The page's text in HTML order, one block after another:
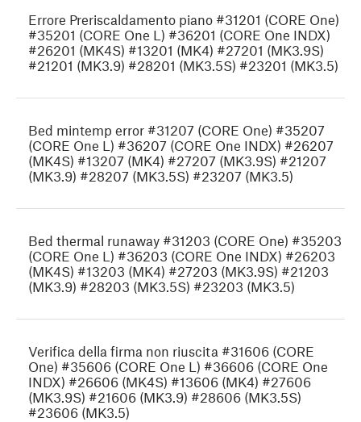
Errore Preriscaldamento piano #31201 (CORE One)
#35201 (CORE One L) #36201 (CORE One INDX)
#26201 (MK4S) #13201 (MK4) #27201 (MK3.9S)
#21201 (MK3.9) #28201 (MK3.5S) #23201 (MK3.5)
Bed mintemp error #31207 (CORE One) #35207
(CORE One L) #36207 (CORE One INDX) #26207
(MK4S) #13207 (MK4) #27207 (MK3.9S) #21207
(MK3.9) #28207 (MK3.5S) #23207 (MK3.5)
Bed thermal runaway #31203 (CORE One) #35203
(CORE One L) #36203 (CORE One INDX) #26203
(MK4S) #13203 (MK4) #27203 (MK3.9S) #21203
(MK3.9) #28203 (MK3.5S) #23203 (MK3.5)
Verifica della firma non riuscita #31606 (CORE
One) #35606 (CORE One L) #36606 (CORE One
INDX) #26606 (MK4S) #13606 (MK4) #27606
(MK3.9S) #21606 (MK3.9) #28606 (MK3.5S)
#23606 (MK3.5)